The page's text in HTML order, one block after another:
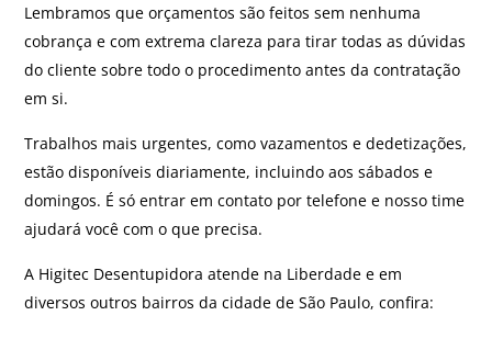
Lembramos que orçamentos são feitos sem nenhuma
cobrança e com extrema clareza para tirar todas as dúvidas
do cliente sobre todo o procedimento antes da contratação
em si.
Trabalhos mais urgentes, como vazamentos e dedetizações,
estão disponíveis diariamente, incluindo aos sábados e
domingos. É só entrar em contato por telefone e nosso time
ajudará você com o que precisa.
A Higitec Desentupidora atende na Liberdade e em
diversos outros bairros da cidade de São Paulo, confira: